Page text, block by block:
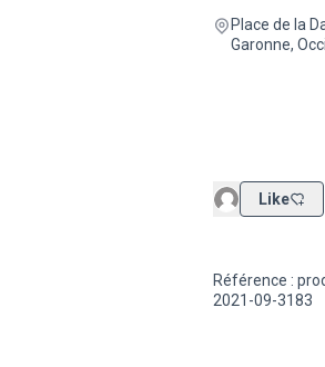
Place de la
Garonne,
Like
Référence :
2021-09-3183